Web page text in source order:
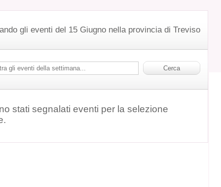
gli eventi del 15 Giugno nella provincia di Treviso
stati segnalati eventi per la selezione